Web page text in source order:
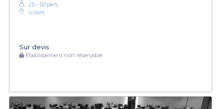
25 - 50 pers.
Villars
Sur devis
Établissement non réservable